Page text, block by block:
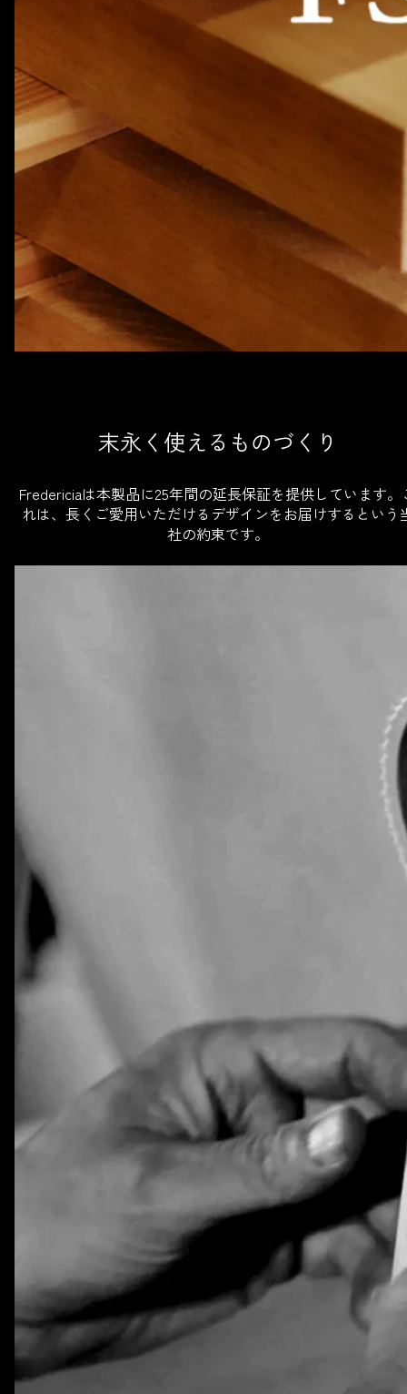
末永く使えるものづくり
Fredericiaは本製品に25年間の延長保証を提供しています。
れは、長くご愛用いただけるデザインをお届けするという
社の約束です。